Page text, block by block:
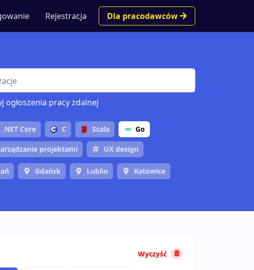
Rejestracja Dla pracodawców
ogłoszenia pracy zdalnej
.NET Core C Scala Go
projektami UX design
Gdańsk Lublin Katowice
Wyczyść